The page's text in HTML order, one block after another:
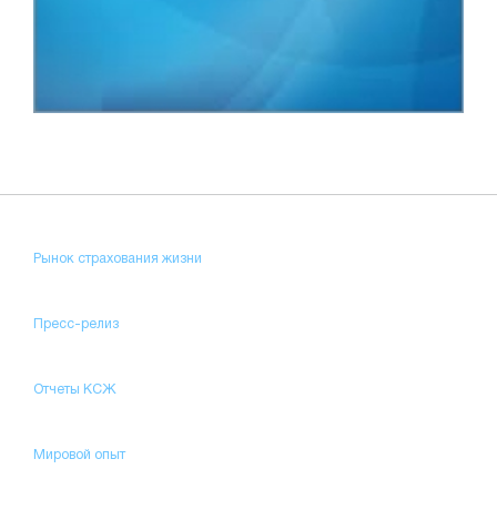
Рынок страхования жизни
Пресс-релиз
Отчеты КСЖ
Мировой опыт